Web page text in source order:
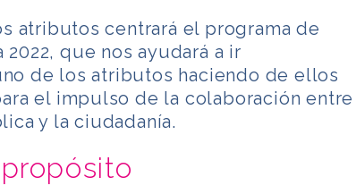
atributos centrará el programa de
que nos ayudará a ir
de los atributos haciendo de ellos
el impulso de la colaboración entre
y la ciudadanía.